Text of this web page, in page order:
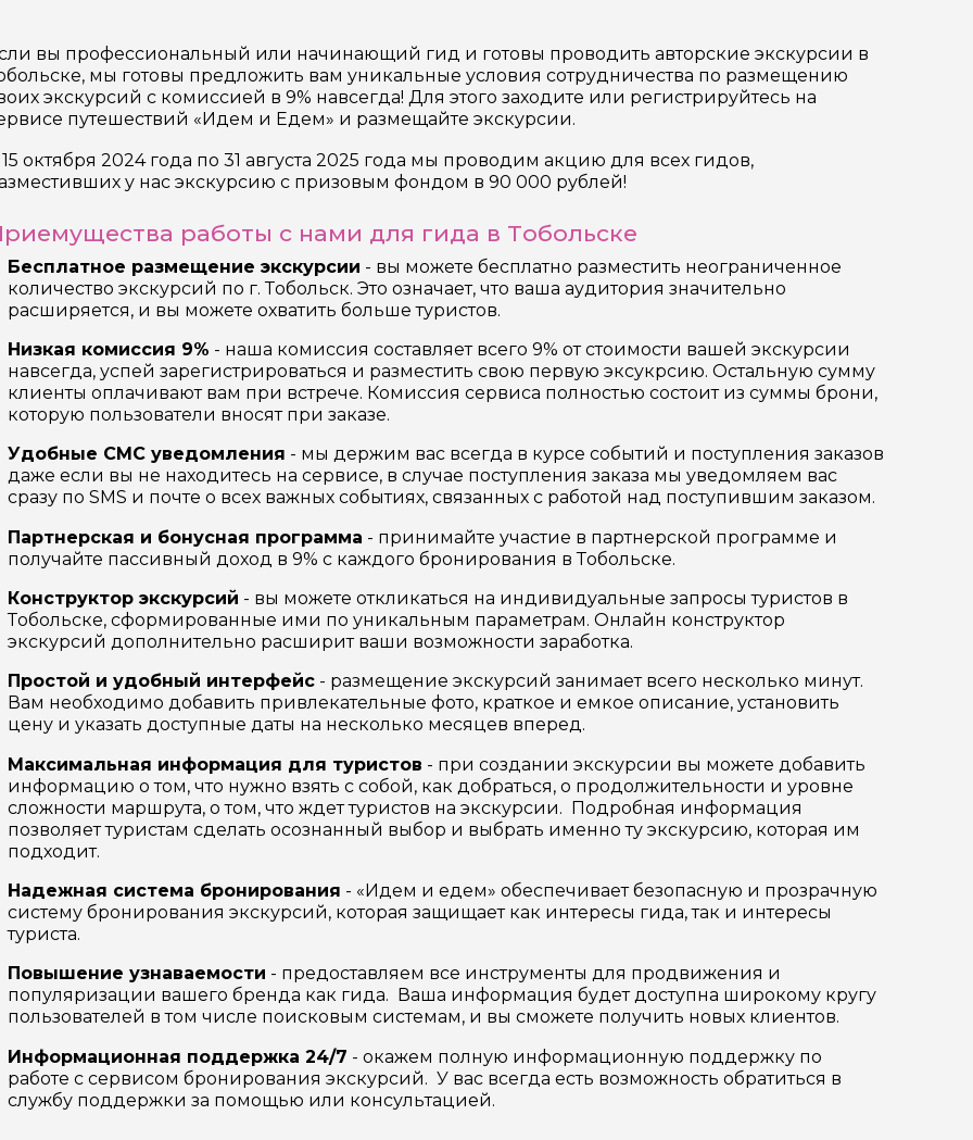
вы профессиональный или начинающий гид и готовы проводить авторские экскурсии в
мы готовы предложить вам уникальные условия сотрудничества по размещению
экскурсий с комиссией в 9% навсегда! Для этого заходите или регистрируйтесь на
путешествий «Идем и Едем» и размещайте экскурсии.
октября 2024 года по 31 августа 2025 года мы проводим акцию для всех гидов,
у нас экскурсию с призовым фондом в 90 000 рублей!
работы с нами для гида в Тобольске
Бесплатное размещение экскурсии - вы можете бесплатно разместить неограниченное
количество экскурсий по г. Тобольск. Это означает, что ваша аудитория значительно
расширяется, и вы можете охватить больше туристов.
Низкая комиссия 9% - наша комиссия составляет всего 9% от стоимости вашей экскурсии
навсегда, успей зарегистрироваться и разместить свою первую эксукрсию. Остальную сумму
клиенты оплачивают вам при встрече. Комиссия сервиса полностью состоит из суммы брони,
которую пользователи вносят при заказе.
Удобные СМС уведомления - мы держим вас всегда в курсе событий и поступления заказов
даже если вы не находитесь на сервисе, в случае поступления заказа мы уведомляем вас
сразу по SMS и почте о всех важных событиях, связанных с работой над поступившим заказом.
Партнерская и бонусная программа - принимайте участие в партнерской программе и
получайте пассивный доход в 9% с каждого бронирования в Тобольске.
Конструктор экскурсий - вы можете откликаться на индивидуальные запросы туристов в
Тобольске, сформированные ими по уникальным параметрам. Онлайн конструктор
экскурсий дополнительно расширит ваши возможности заработка.
Простой и удобный интерфейс - размещение экскурсий занимает всего несколько минут.
Вам необходимо добавить привлекательные фото, краткое и емкое описание, установить
цену и указать доступные даты на несколько месяцев вперед.
Максимальная информация для туристов - при создании экскурсии вы можете добавить
информацию о том, что нужно взять с собой, как добраться, о продолжительности и уровне
сложности маршрута, о том, что ждет туристов на экскурсии. Подробная информация
позволяет туристам сделать осознанный выбор и выбрать именно ту экскурсию, которая им
подходит.
Надежная система бронирования - «Идем и едем» обеспечивает безопасную и прозрачную
систему бронирования экскурсий, которая защищает как интересы гида, так и интересы
туриста.
Повышение узнаваемости - предоставляем все инструменты для продвижения и
популяризации вашего бренда как гида. Ваша информация будет доступна широкому кругу
пользователей в том числе поисковым системам, и вы сможете получить новых клиентов.
Информационная поддержка 24/7 - окажем полную информационную поддержку по
работе с сервисом бронирования экскурсий. У вас всегда есть возможность обратиться в
службу поддержки за помощью или консультацией.
вопрос гиду
вопросы, можете их задать